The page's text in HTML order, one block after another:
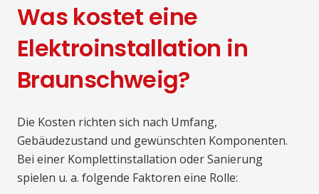
Was kostet eine
Elektroinstallation in
Braunschweig?
Die Kosten richten sich nach Umfang,
Gebäudezustand und gewünschten Komponenten.
Bei einer Komplettinstallation oder Sanierung
spielen u. a. folgende Faktoren eine Rolle: